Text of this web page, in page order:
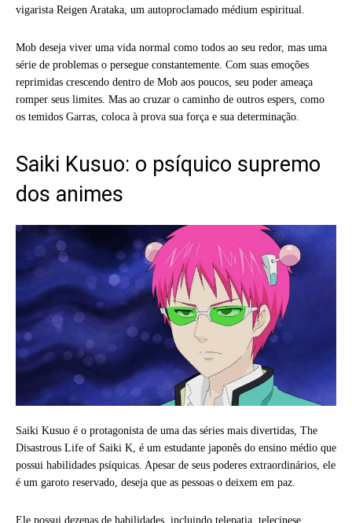
vigarista Reigen Arataka, um autoproclamado médium espiritual.
Mob deseja viver uma vida normal como todos ao seu redor, mas uma
série de problemas o persegue constantemente. Com suas emoções
reprimidas crescendo dentro de Mob aos poucos, seu poder ameaça
romper seus limites. Mas ao cruzar o caminho de outros espers, como
os temidos Garras, coloca à prova sua força e sua determinação.
Saiki Kusuo: o psíquico supremo
dos animes
Saiki Kusuo é o protagonista de uma das séries mais divertidas, The
Disastrous Life of Saiki K, é um estudante japonês do ensino médio que
possui habilidades psíquicas. Apesar de seus poderes extraordinários, ele
é um garoto reservado, deseja que as pessoas o deixem em paz.
Ele possui dezenas de habilidades, incluindo telepatia, telecinese,